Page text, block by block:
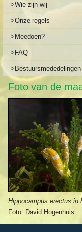
>Wie zijn wij
>Onze regels
>Meedoen?
>FAQ
>Bestuursmededelingen
Foto van de
Hippocampus erectus in
Foto: David Hogenhuis